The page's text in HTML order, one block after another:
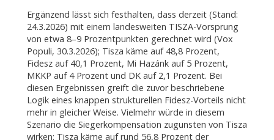
Ergänzend lässt sich festhalten, dass derzeit (Stand:
24.3.2026) mit einem landesweiten TISZA-Vorsprung
von etwa 8–9 Prozentpunkten gerechnet wird (Vox
Populi, 30.3.2026); Tisza käme auf 48,8 Prozent,
Fidesz auf 40,1 Prozent, Mi Hazánk auf 5 Prozent,
MKKP auf 4 Prozent und DK auf 2,1 Prozent. Bei
diesen Ergebnissen greift die zuvor beschriebene
Logik eines knappen strukturellen Fidesz-Vorteils nicht
mehr in gleicher Weise. Vielmehr würde in diesem
Szenario die Siegerkompensation zugunsten von Tisza
wirken: Tisza käme auf rund 56,8 Prozent der